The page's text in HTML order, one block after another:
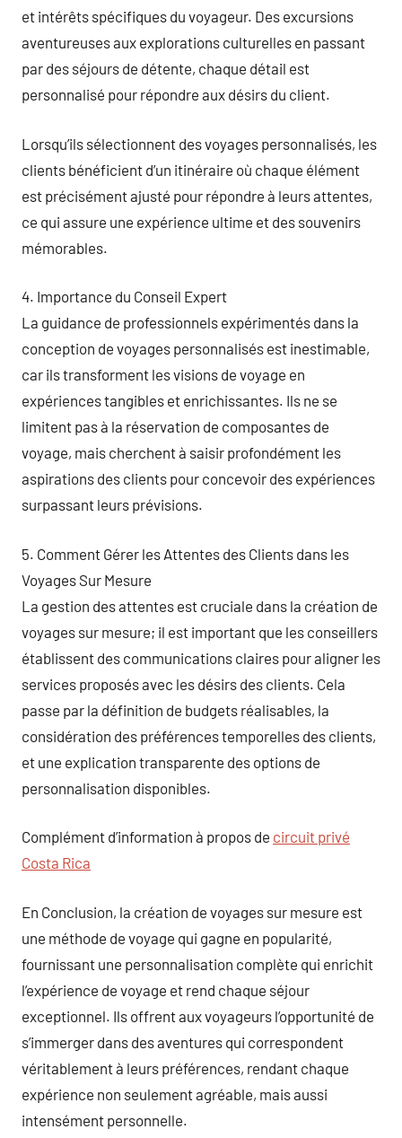
et intérêts spécifiques du voyageur. Des excursions
aventureuses aux explorations culturelles en passant
par des séjours de détente, chaque détail est
personnalisé pour répondre aux désirs du client.
Lorsqu’ils sélectionnent des voyages personnalisés, les
clients bénéficient d’un itinéraire où chaque élément
est précisément ajusté pour répondre à leurs attentes,
ce qui assure une expérience ultime et des souvenirs
mémorables.
4. Importance du Conseil Expert
La guidance de professionnels expérimentés dans la
conception de voyages personnalisés est inestimable,
car ils transforment les visions de voyage en
expériences tangibles et enrichissantes. Ils ne se
limitent pas à la réservation de composantes de
voyage, mais cherchent à saisir profondément les
aspirations des clients pour concevoir des expériences
surpassant leurs prévisions.
5. Comment Gérer les Attentes des Clients dans les
Voyages Sur Mesure
La gestion des attentes est cruciale dans la création de
voyages sur mesure; il est important que les conseillers
établissent des communications claires pour aligner les
services proposés avec les désirs des clients. Cela
passe par la définition de budgets réalisables, la
considération des préférences temporelles des clients,
et une explication transparente des options de
personnalisation disponibles.
Complément d’information à propos de circuit privé
Costa Rica
En Conclusion, la création de voyages sur mesure est
une méthode de voyage qui gagne en popularité,
fournissant une personnalisation complète qui enrichit
l’expérience de voyage et rend chaque séjour
exceptionnel. Ils offrent aux voyageurs l’opportunité de
s’immerger dans des aventures qui correspondent
véritablement à leurs préférences, rendant chaque
expérience non seulement agréable, mais aussi
intensément personnelle.